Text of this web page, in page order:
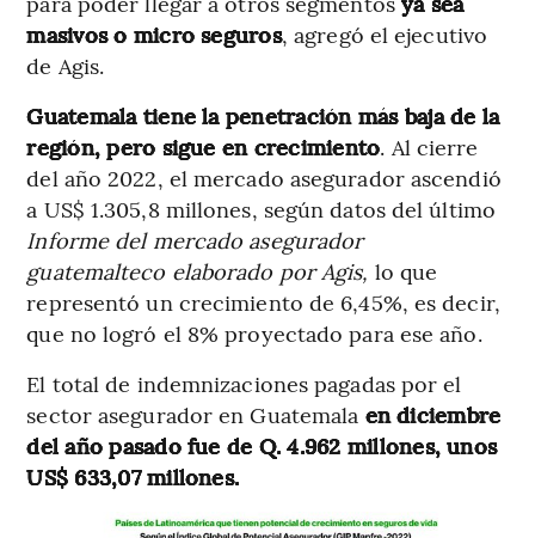
masivos o micro seguros, agregó el ejecutivo
de Agis.
Guatemala tiene la penetración más baja de la
región, pero sigue en crecimiento. Al cierre
del año 2022, el mercado asegurador ascendió
a US$ 1.305,8 millones, según datos del último
Informe del mercado asegurador
guatemalteco elaborado por Agis, lo que
representó un crecimiento de 6,45%, es decir,
que no logró el 8% proyectado para ese año.
El total de indemnizaciones pagadas por el
sector asegurador en Guatemala en diciembre
del año pasado fue de Q. 4.962 millones, unos
US$ 633,07 millones.